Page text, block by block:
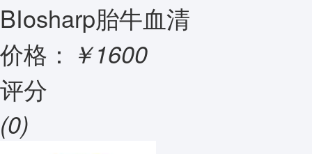
BIosharp胎牛血清
价格： ￥1600
评分
(0)